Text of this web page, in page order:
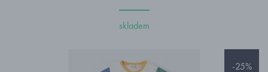
skladem
-25%